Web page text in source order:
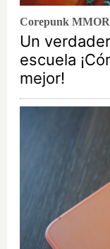
Corepunk
Un
escuela
mejor!